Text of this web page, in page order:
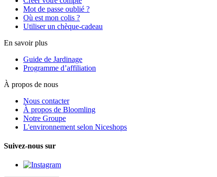
Mot de passe oublié ?
Où est mon colis ?
Utiliser un chèque-cadeau
En savoir plus
Guide de Jardinage
Programme d’affiliation
À propos de nous
Nous contacter
À propos de Bloomling
Notre Groupe
L'environnement selon Niceshops
Suivez-nous sur